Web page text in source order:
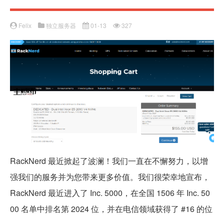
Felix 独立服务器 01-13 327
RackNerd 最近掀起了波澜！我们一直在不懈努力，以增
强我们的服务并为您带来更多价值。我们很荣幸地宣布，
RackNerd 最近进入了 Inc. 5000，在全国 1506 年 Inc. 50
00 名单中排名第 2024 位，并在电信领域获得了 #16 的位